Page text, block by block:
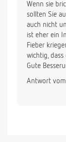
Wenn sie
sollten Sie
auch nicht
ist eher ein
Fieber
wichtig,
Gute
Antwort